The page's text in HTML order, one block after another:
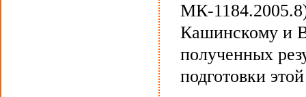
МК-
Кашинскому и
полученных
подготовки